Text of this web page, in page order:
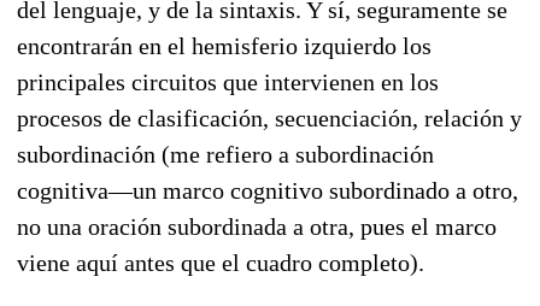
del lenguaje, y de la sintaxis. Y sí, seguramente se
encontrarán en el hemisferio izquierdo los
principales circuitos que intervienen en los
procesos de clasificación, secuenciación, relación y
subordinación (me refiero a subordinación
cognitiva—un marco cognitivo subordinado a otro,
no una oración subordinada a otra, pues el marco
viene aquí antes que el cuadro completo).